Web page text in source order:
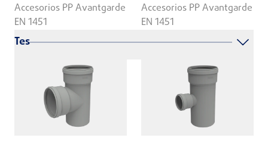
Accesorios PP Avantgarde
EN 1451
Accesorios PP Avantgarde
EN 1451
Tes